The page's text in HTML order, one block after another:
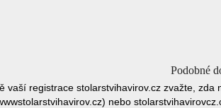
Podobné
vaší registrace stolarstvihavirov.cz zvažte,
nebo